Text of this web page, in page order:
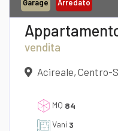
Desidero Visionare
dichiaro di aver
Garage Arredato
vendita
Acireale, Centro-
MQ 84
Vani 3